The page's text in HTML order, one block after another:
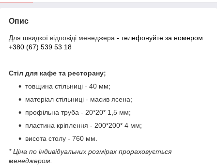
Опис
Для швидкої відповіді менеджера - телефонуйте за номером
+380 (67) 539 53 18
Стіл для кафе та ресторану;
товщина стільниці - 40 мм;
матеріал стільниці - масив ясена;
профільна труба - 20*20* 1,5 мм;
пластина кріплення - 200*200* 4 мм;
висота столу - 760 мм.
* Ціна по індивідуальних розмірах прораховується
менеджером.